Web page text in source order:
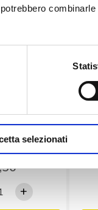
selezionati
SP13 5
– IP68
+